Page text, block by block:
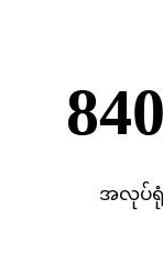
အလုပ်ရုံ